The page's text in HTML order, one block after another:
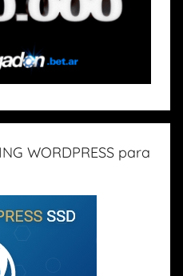
WORDPRESS para